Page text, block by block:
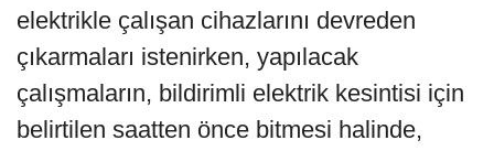
elektrikle çalışan cihazlarını devreden
çıkarmaları istenirken, yapılacak
çalışmaların, bildirimli elektrik kesintisi için
belirtilen saatten önce bitmesi halinde,